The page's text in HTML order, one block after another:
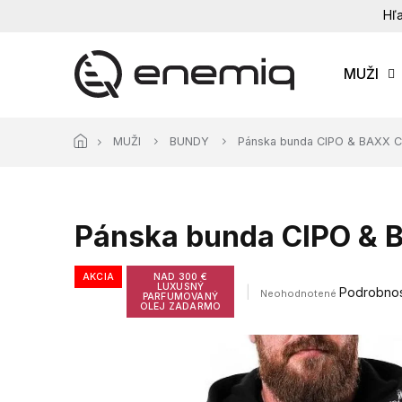
MUŽI
MUŽI BUNDY Pánska bunda CIPO & BAXX
Pánska bunda CIPO &
AKCIA
NAD 300 €
LUXUSNÝ
PARFUMOVANÝ
OLEJ ZADARMO
Priemerné
je
0,0
z
5
Neohodnotené